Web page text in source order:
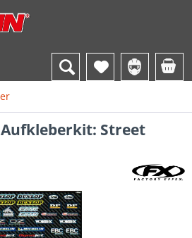
Aufkleberkit: Street